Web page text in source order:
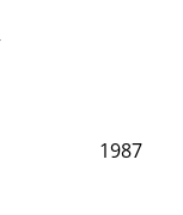
1987